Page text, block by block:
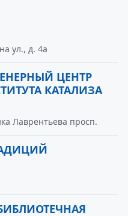
ул., д. 4а
ЦЕНТР
КАТАЛИЗА
Лаврентьева просп.